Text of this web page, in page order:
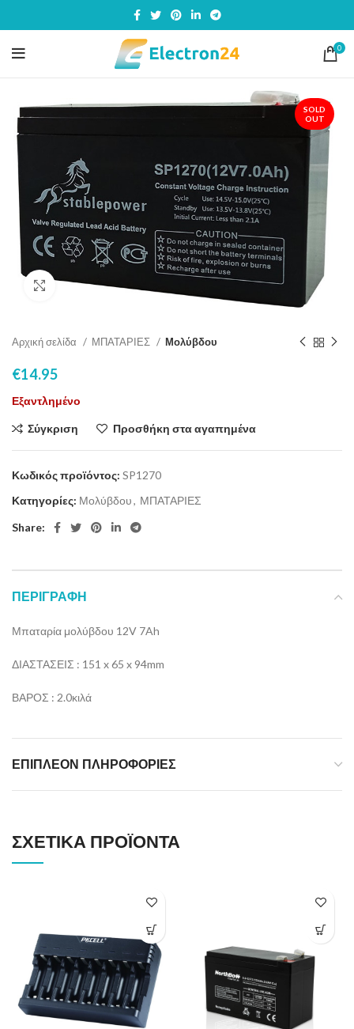
0
SOLD
OUT
Click to enlarge
Αρχική σελίδα ΜΠΑΤΑΡΙΕΣ Μολύβδου
€14.95
Εξαντλημένο
Σύγκριση Προσθήκη στα αγαπημένα
Κωδικός προϊόντος: SP1270
Κατηγορίες: Μολύβδου, ΜΠΑΤΑΡΙΕΣ
Share:
ΠΕΡΙΓΡΑΦΉ
Μπαταρία μολύβδου 12V 7Ah
ΔΙΑΣΤΑΣΕΙΣ : 151 x 65 x 94mm
ΒΑΡΟΣ : 2.0κιλά
ΕΠΙΠΛΈΟΝ ΠΛΗΡΟΦΟΡΊΕΣ
ΣΧΕΤΙΚΆ ΠΡΟΪΌΝΤΑ